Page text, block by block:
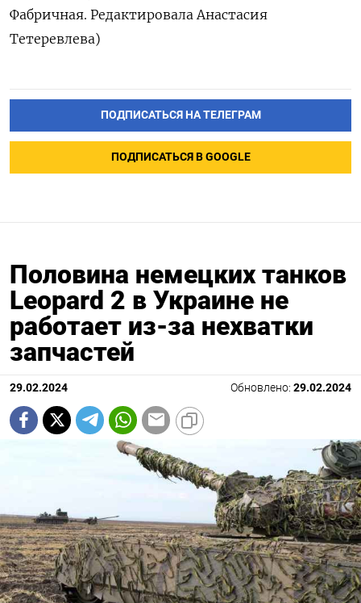
Фабричная. Редактировала Анастасия
Тетеревлева)
ПОДПИСАТЬСЯ НА ТЕЛЕГРАМ
ПОДПИСАТЬСЯ В GOOGLE
Половина немецких танков
Leopard 2 в Украине не
работает из-за нехватки
запчастей
29.02.2024 Обновлено: 29.02.2024